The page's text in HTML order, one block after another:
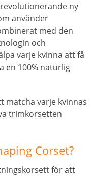
ny
använder
med den
och
varje kvinna att få
en 100% naturlig
matcha varje kvinnas
trimkorsetten
Corset?
för att